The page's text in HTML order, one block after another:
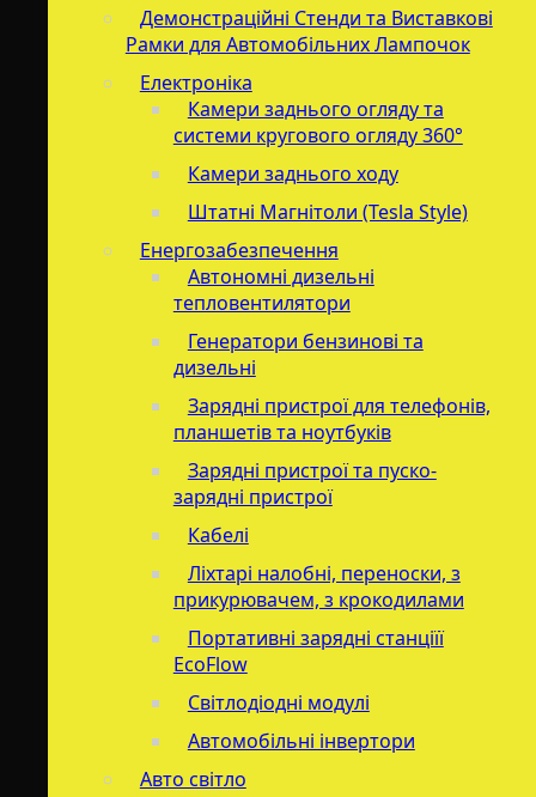
Демонстраційні Стенди та Виставкові
Рамки для Автомобільних Лампочок
Електроніка
Камери заднього огляду та
системи кругового огляду 360°
Камери заднього ходу
Штатні Магнітоли (Tesla Style)
Енергозабезпечення
Автономні дизельні
тепловентилятори
Генератори бензинові та
дизельні
Зарядні пристрої для телефонів,
планшетів та ноутбуків
Зарядні пристрої та пуско-
зарядні пристрої
Кабелі
Ліхтарі налобні, переноски, з
прикурювачем, з крокодилами
Портативні зарядні станціїї
EcoFlow
Світлодіодні модулі
Автомобільні інвертори
Авто світло